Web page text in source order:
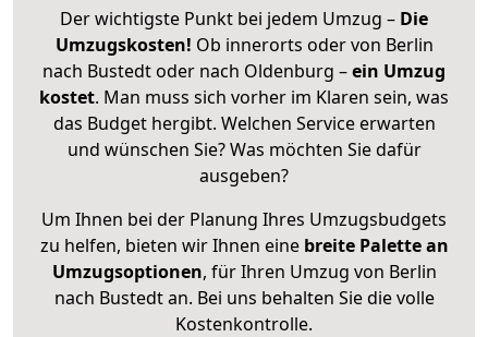
Der wichtigste Punkt bei jedem Umzug – Die
Umzugskosten! Ob innerorts oder von Berlin
nach Bustedt oder nach Oldenburg –ein Umzug
kostet. Man muss sich vorher im Klaren sein, was
das Budget hergibt. Welchen Service erwarten
und wünschen Sie? Was möchten Sie dafür
ausgeben?
Um Ihnen bei der Planung Ihres Umzugsbudgets
zu helfen, bieten wir Ihnen eine breite Palette an
Umzugsoptionen, für Ihren Umzug von Berlin
nach Bustedt an. Bei uns behalten Sie die volle
Kostenkontrolle.